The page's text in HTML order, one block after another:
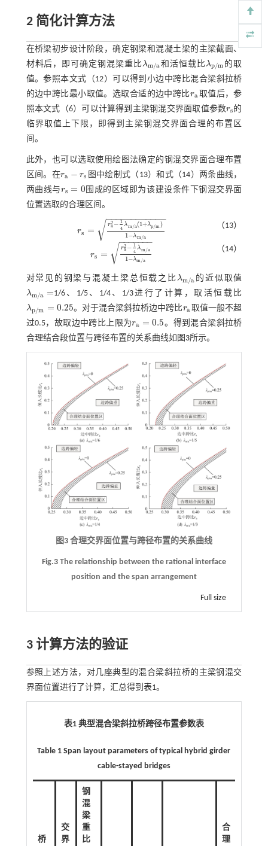
2 简化计算方法
在桥梁初步设计阶段，确定钢梁和混凝土梁的主梁截面、
材料后，即可确定钢混梁重比λm/a
λm/a和活恒载比λp/m
λp/m 的取
值。参照本文式（12）
可以得到小边中跨比混合梁斜拉桥
的边中跨比最小取值。选取合适的边中跨比ra
ra 取值后，参
照本文式（6） 可以计算得到主梁钢混交界面取值参数rs
rs的
临界取值上下限，即得到主梁钢混交界面合理的布置区
间。
此外，也可以选取使用绘图法确定的钢混交界面合理布置
区间。在ra − rs
ra- rs 图中绘制式（13）和 式（14） 两条曲线，
两曲线与rs = 0
rs= 0
围成的区域即为该建设条件下钢混交界面
位置选取的合理区间。
rs =
r2
a − 1
4
λm /a(1+λp/m )
1−λm/a
− −
−−−−−−−−−−
√
rs= ra 2-1 4λm/a(1+λp/m)1-λ
（13）
rs =
r2
a − 1
4
λm /a
1−λm/a
− −
−−−−−
√
rs= ra 2-1 4λm/a1-λm
（14）
对常见的钢梁与混凝土梁总恒载之比λm/a
λm/a 的近似取值
λm/a =
λm/a= 1/6、1/5、1/4、1/3进行了计算，取活恒载比
λp/m = 0.25
λp/m 0.25 。对于混合梁斜拉桥边中跨比ra
ra取值一般不超
过0.5，故取边中跨比上限为ra = 0.5
ra=0.5
。得到混合梁斜拉桥
合理结合段位置与跨径布置的关系曲线如 图3所示。
图3 合理交界面位置与跨径布置的关系曲线
Fig.3 The relationship between the rational interface
position and the span arrangement
Full size
3 计算方法的验证
参照上述方法，对几座典型的混合梁斜拉桥的主梁钢混交
界面位置进行了计算，汇总得到 表1。
表1 典型混合梁斜拉桥跨径布置参数表
Table 1 Span layout parameters of typical hybrid girder
cable-stayed bridges
桥
交
界
钢
混
梁
重
比
合
理